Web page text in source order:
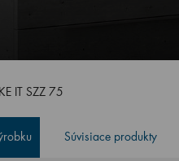
IT SZZ 75
Súvisiace produkty